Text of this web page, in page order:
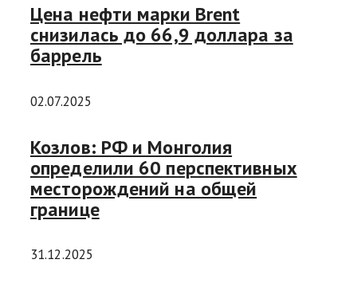
Цена нефти марки Brent
снизилась до 66,9 доллара за
баррель
02.07.2025
Козлов: РФ и Монголия
определили 60 перспективных
месторождений на общей
границе
31.12.2025